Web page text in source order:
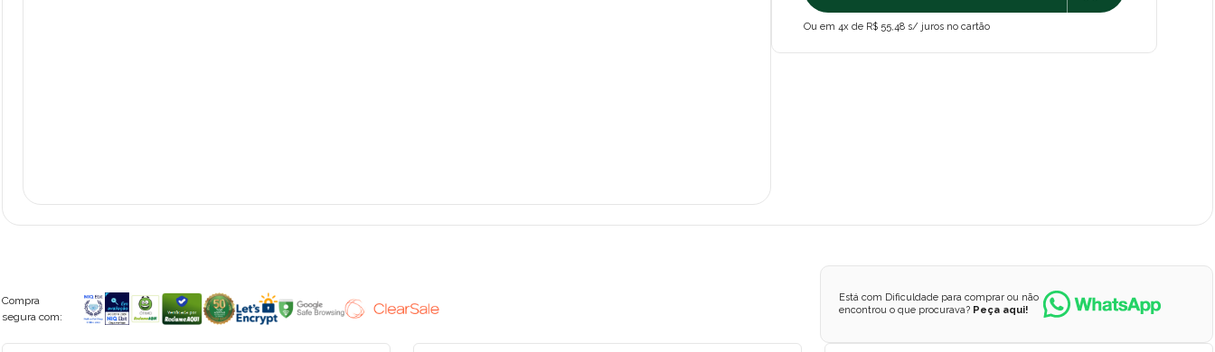
Ou em 4x de R$ 55,48 s/ juros no cartão
Compra
segura com:
Está com Dificuldade para comprar ou não
encontrou o que procurava? Peça aqui!